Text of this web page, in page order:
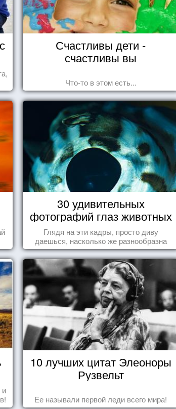
Счастливы дети -
счастливы вы
Что-то в этом есть...
30 удивительных
фотографий глаз животных
Глядя на эти кадры, просто диву
даешься, насколько же разнообразна
природа нашего мира!
и
10 лучших цитат Элеоноры
Рузвельт
Ее называли первой леди всего мира!